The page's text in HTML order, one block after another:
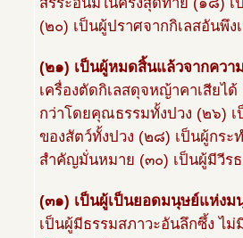
(๒๐) เป็นผู้ปราศจากกิเลสอันพึง
(๒๑) เป็นผู้หมดสิ้นแล้วจากควา
เครื่องตัดกิเลสดุจหญ้าคาเสียไ
กว่าโดยคุณธรรมทั้งปวง (๒๖)
ของสัตว์ทั้งปวง (๒๘) เป็นผู้กระ
สำคัญมั่นหมาย (๓๐) เป็นผู้มีวีร
(๓๑) เป็นผู้เป็นยอดมนุษย์แห่งม
เป็นผู้มีธรรมสภาวะอันลึกซึ้ง ไ